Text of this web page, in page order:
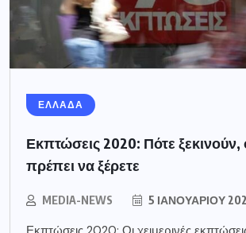
ΕΛΛΑΔΑ
Εκπτώσεις 2020: Πότε
πρέπει να ξέρετε
MEDIA-NEWS 5 ΙΑΝΟΥΑΡΊΟΥ